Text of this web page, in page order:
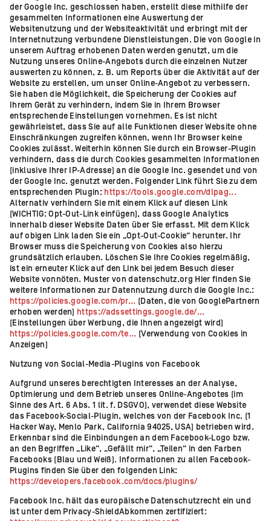
der Google Inc. geschlossen haben, erstellt diese mithilfe der
gesammelten Informationen eine Auswertung der
Websitenutzung und der Websiteaktivität und erbringt mit der
Internetnutzung verbundene Dienstleistungen. Die von Google in
unserem Auftrag erhobenen Daten werden genutzt, um die
Nutzung unseres Online-Angebots durch die einzelnen Nutzer
auswerten zu können, z. B. um Reports über die Aktivität auf der
Website zu erstellen, um unser Online-Angebot zu verbessern.
Sie haben die Möglichkeit, die Speicherung der Cookies auf
Ihrem Gerät zu verhindern, indem Sie in Ihrem Browser
entsprechende Einstellungen vornehmen. Es ist nicht
gewährleistet, dass Sie auf alle Funktionen dieser Website ohne
Einschränkungen zugreifen können, wenn Ihr Browser keine
Cookies zulässt. Weiterhin können Sie durch ein Browser-Plugin
verhindern, dass die durch Cookies gesammelten Informationen
(inklusive Ihrer IP-Adresse) an die Google Inc. gesendet und von
der Google Inc. genutzt werden. Folgender Link führt Sie zu dem
entsprechenden Plugin: https://tools.google.com/dlpag...
Alternativ verhindern Sie mit einem Klick auf diesen Link
(WICHTIG: Opt-Out-Link einfügen), dass Google Analytics
innerhalb dieser Website Daten über Sie erfasst. Mit dem Klick
auf obigen Link laden Sie ein „Opt-Out-Cookie“ herunter. Ihr
Browser muss die Speicherung von Cookies also hierzu
grundsätzlich erlauben. Löschen Sie Ihre Cookies regelmäßig,
ist ein erneuter Klick auf den Link bei jedem Besuch dieser
Website vonnöten. Muster von datenschutz.org Hier finden Sie
weitere Informationen zur Datennutzung durch die Google Inc.:
https://policies.google.com/pr... (Daten, die von GooglePartnern
erhoben werden) https://adssettings.google.de/...
(Einstellungen über Werbung, die Ihnen angezeigt wird)
https://policies.google.com/te... (Verwendung von Cookies in
Anzeigen)
Nutzung von Social-Media-Plugins von Facebook
Aufgrund unseres berechtigten Interesses an der Analyse,
Optimierung und dem Betrieb unseres Online-Angebotes (im
Sinne des Art. 6 Abs. 1 lit. f. DSGVO), verwendet diese Website
das Facebook-Social-Plugin, welches von der Facebook Inc. (1
Hacker Way, Menlo Park, California 94025, USA) betrieben wird.
Erkennbar sind die Einbindungen an dem Facebook-Logo bzw.
an den Begriffen „Like“, „Gefällt mir“, „Teilen“ in den Farben
Facebooks (Blau und Weiß). Informationen zu allen Facebook-
Plugins finden Sie über den folgenden Link:
https://developers.facebook.com/docs/plugins/
Facebook Inc. hält das europäische Datenschutzrecht ein und
ist unter dem Privacy-ShieldAbkommen zertifiziert: